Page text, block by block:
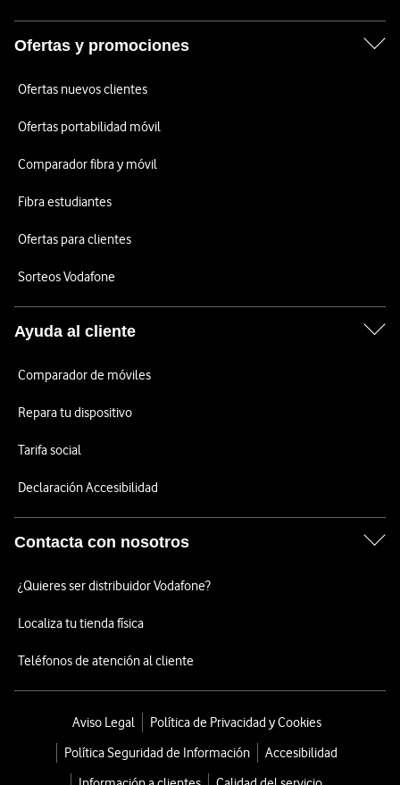
Ofertas y promociones
Ofertas nuevos clientes
Ofertas portabilidad móvil
Comparador fibra y móvil
Fibra estudiantes
Ofertas para clientes
Sorteos Vodafone
Ayuda al cliente
Comparador de móviles
Repara tu dispositivo
Tarifa social
Declaración Accesibilidad
Contacta con nosotros
¿Quieres ser distribuidor Vodafone?
Localiza tu tienda física
Teléfonos de atención al cliente
Aviso Legal
Política de Privacidad y Cookies
Política Seguridad de Información
Accesibilidad